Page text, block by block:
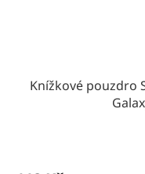
Knížkové pouzdro